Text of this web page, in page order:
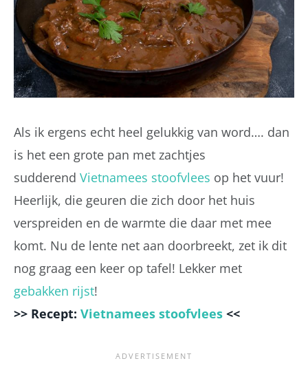
Als ik ergens echt heel gelukkig van word…. dan
is het een grote pan met zachtjes
sudderend Vietnamees stoofvlees op het vuur!
Heerlijk, die geuren die zich door het huis
verspreiden en de warmte die daar met mee
komt. Nu de lente net aan doorbreekt, zet ik dit
nog graag een keer op tafel! Lekker met
gebakken rijst!
>> Recept: Vietnamees stoofvlees <<